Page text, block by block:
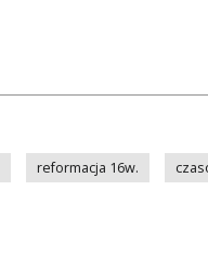
reformacja 16w.